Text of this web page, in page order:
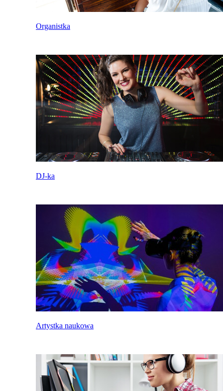
Organistka
DJ-ka
Artystka naukowa